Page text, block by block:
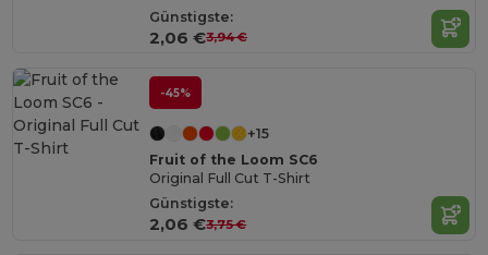
Günstigste:
2,06 €3,94 €
-45%
+15
Fruit of the Loom SC6
Original Full Cut T-Shirt
Günstigste:
2,06 €3,75 €